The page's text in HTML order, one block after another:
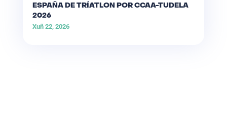
ESPAÑA DE TRÍATLON POR CCAA-TUDELA
2026
Xuñ 22, 2026